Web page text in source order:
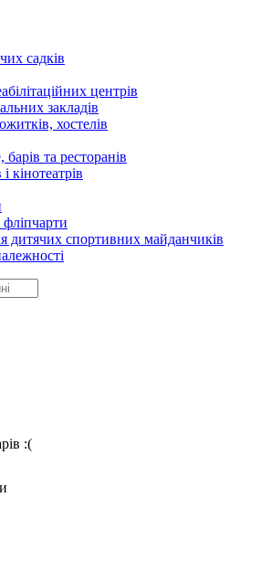
садків
центрів
закладів
хостелів
та ресторанів
кінотеатрів
дитячих спортивних майданчиків
:(